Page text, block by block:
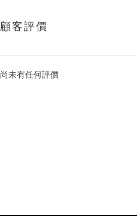
顧客評價
尚未有任何評價